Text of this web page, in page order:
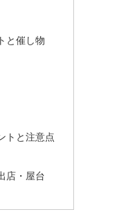
と催し物
トと注意点
店・屋台